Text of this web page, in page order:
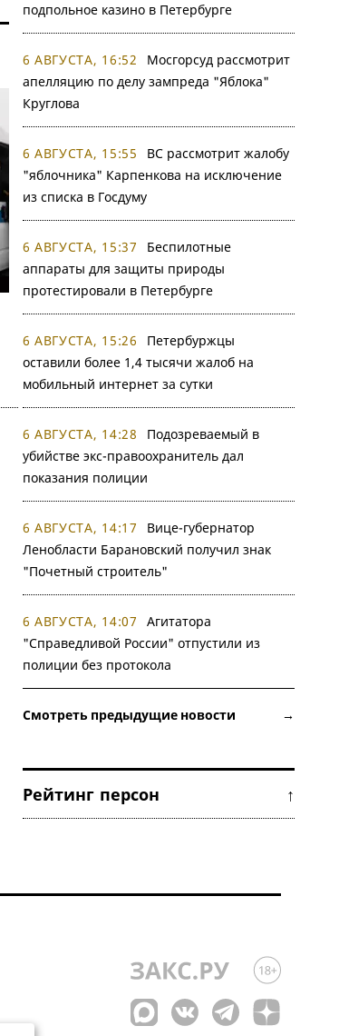
подпольное казино в Петербурге
6 АВГУСТА, 16:52
Мосгорсуд рассмотрит
апелляцию по делу зампреда "Яблока"
Круглова
6 АВГУСТА, 15:55
ВС рассмотрит жалобу
"яблочника" Карпенкова на исключение
из списка в Госдуму
6 АВГУСТА, 15:37
Беспилотные
аппараты для защиты природы
протестировали в Петербурге
6 АВГУСТА, 15:26
Петербуржцы
оставили более 1,4 тысячи жалоб на
мобильный интернет за сутки
6 АВГУСТА, 14:28
Подозреваемый в
убийстве экс-правоохранитель дал
показания полиции
6 АВГУСТА, 14:17
Вице-губернатор
Ленобласти Барановский получил знак
"Почетный строитель"
6 АВГУСТА, 14:07
Агитатора
"Справедливой России" отпустили из
полиции без протокола
Смотреть предыдущие новости →
Рейтинг персон ↑